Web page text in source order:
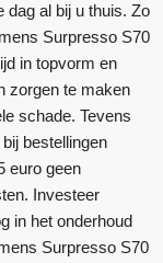
dag al bij u thuis. Zo
Surpresso S70
in topvorm en
zorgen te maken
schade. Tevens
bestellingen
euro geen
Investeer
in het onderhoud
Surpresso S70